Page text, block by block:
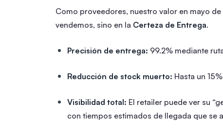
Como proveedores, nuestro valor en mayo
vendemos, sino en la Certeza de Entrega.
Precisión de entrega: 99.2% mediante
Reducción de stock muerto: Hasta un
Visibilidad total: El retailer puede ver su
con tiempos estimados de llegada que se